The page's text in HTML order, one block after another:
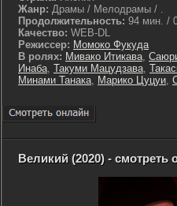
Жанр: Драмы / Мелодрамы / .
Продолжительность: 94 мин. /
Качество: WEB-DL
Режиссер: Момоко Фукуда
В ролях: Мивако Итикава,
Инаба, Такуми Мацудзава,
Минами Танака, Марико Цуцуи,
Великий (2020) - смотреть